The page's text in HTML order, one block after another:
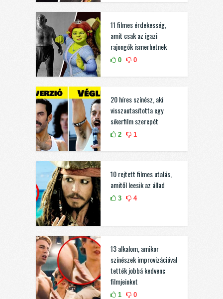
11 filmes érdekesség,
amit csak az igazi
rajongók ismerhetnek
0 0
20 híres színész, aki
visszautasította egy
sikerfilm szerepét
2 1
10 rejtett filmes utalás,
amitől leesik az állad
3 4
13 alkalom, amikor
színészek improvizációval
tették jobbá kedvenc
filmjeinket
1 0